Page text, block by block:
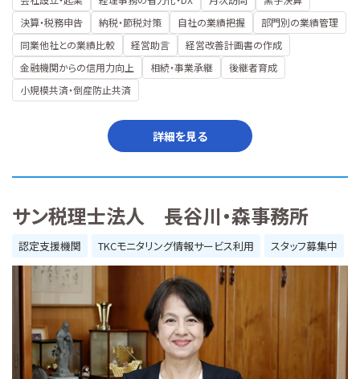
決算・税務申告
納税・節税対策 自社の業績把握
部門別の業績管理
同業他社との業績比較
経営助言
経営改善計画書の作成
金融機関からの信用力向上
相続・事業承継
後継者育成
小規模共済・倒産防止共済
詳細を見る
サン税理士法人 長谷川・森事務所
認定支援機関 TKCモニタリング情報サービス利用 スタッフ募集中